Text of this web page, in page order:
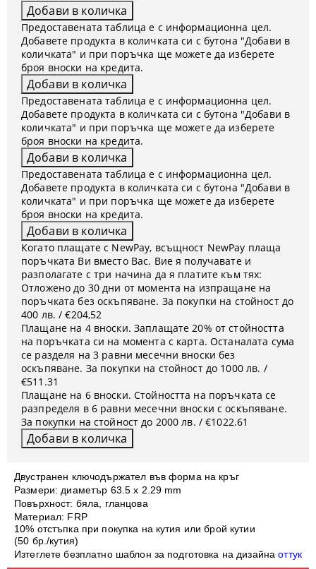
Двустранен ключодържател във форма на кръг
Размери: диаметър 63.5 х 2.29 mm
Повърхност: бяла, гланцова
Материал: FRP
10% отстъпка при покупка на кутия или брой кутии
(50 бр./кутия)
Изтеглете безплатно шаблон за подготовка на дизайна оттук
Предоставената таблица е с информационна цел.
Добавете продукта в количката си с бутона "Добави в
количката" и при поръчка ще можете да изберете
броя вноски на кредита.
Предоставената таблица е с информационна цел.
Добавете продукта в количката си с бутона "Добави в
количката" и при поръчка ще можете да изберете
броя вноски на кредита.
Предоставената таблица е с информационна цел.
Добавете продукта в количката си с бутона "Добави в
количката" и при поръчка ще можете да изберете
броя вноски на кредита.
Когато плащате с NewPay, всъщност NewPay плаща
поръчката Ви вместо Вас. Вие я получавате и
разполагате с три начина да я платите към тях:
Отложено до 30 дни от момента на изпращане на
поръчката без оскъпяване. За покупки на стойност до
400 лв. / €204,52
Плащане на 4 вноски. Заплащате 20% от стойността
на поръчката си на момента с карта. Останалата сума
се разделя на 3 равни месечни вноски без
оскъпяване. За покупки на стойност до 1000 лв. /
€511.31
Плащане на 6 вноски. Стойността на поръчката се
разпределя в 6 равни месечни вноски с оскъпяване.
За покупки на стойност до 2000 лв. / €1022.61